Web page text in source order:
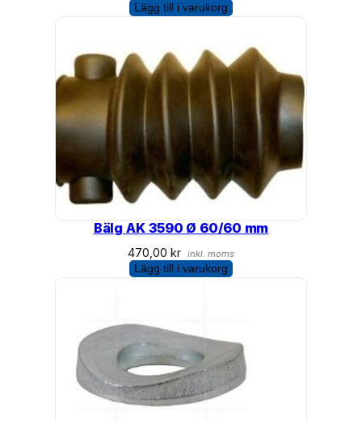
Lägg till i varukorg
Bälg AK 3590 Ø 60/60 mm
470,00 kr inkl. moms
Lägg till i varukorg